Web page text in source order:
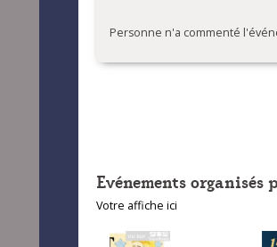
Personne n'a commenté
Evénements organisés
Votre affiche ici